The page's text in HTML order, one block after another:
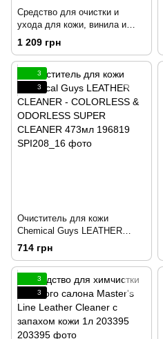
Средство для очистки и
ухода для кожи, винила и
пластика P&S SWIFT
Clean&Shine разлив 1л
1 209 грн
3
3
Очиститель для кожи
Chemical Guys LEATHER
CLEANER - COLORLESS &
ODORLESS SUPER CLEANER
473мл 196819
714 грн
3
3